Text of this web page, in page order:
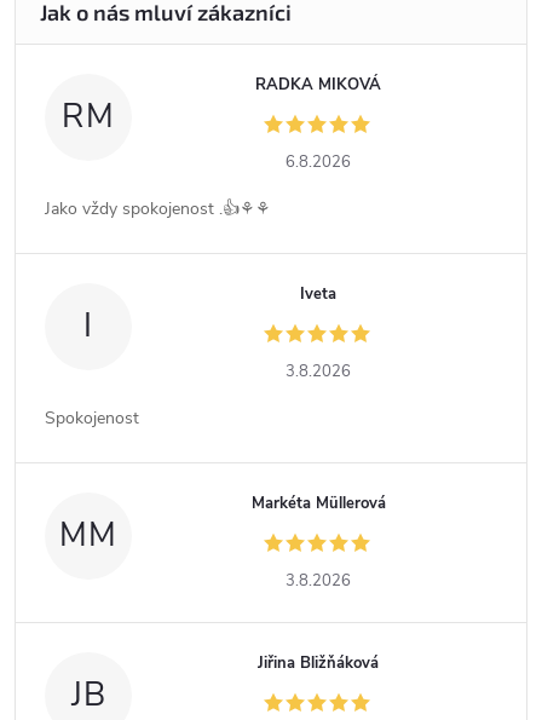
RM
RADKA MIKOVÁ
6.8.2026
Jako vždy spokojenost .👍⚘️⚘️
I
Iveta
3.8.2026
Spokojenost
MM
Markéta Müllerová
3.8.2026
JB
Jiřina Bližňáková